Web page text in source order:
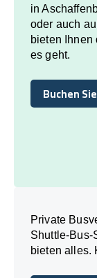
in
oder auch
bieten
es geht.
Buchen
Buchen
Private
Shuttle-Bus-
bieten alles.